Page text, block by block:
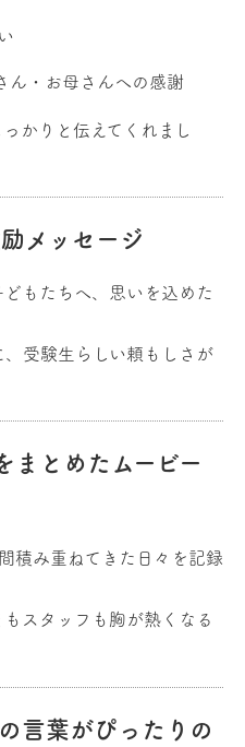
ん・お母さんへの感謝
かりと伝えてくれまし
メッセージ
もたちへ、思いを込めた
受験生らしい頼もしさが
とめたムービー
積み重ねてきた日々を記録
スタッフも胸が熱くなる
言葉がぴったりの